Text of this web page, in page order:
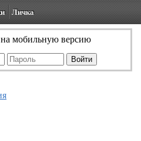
Личка
мобильную версию